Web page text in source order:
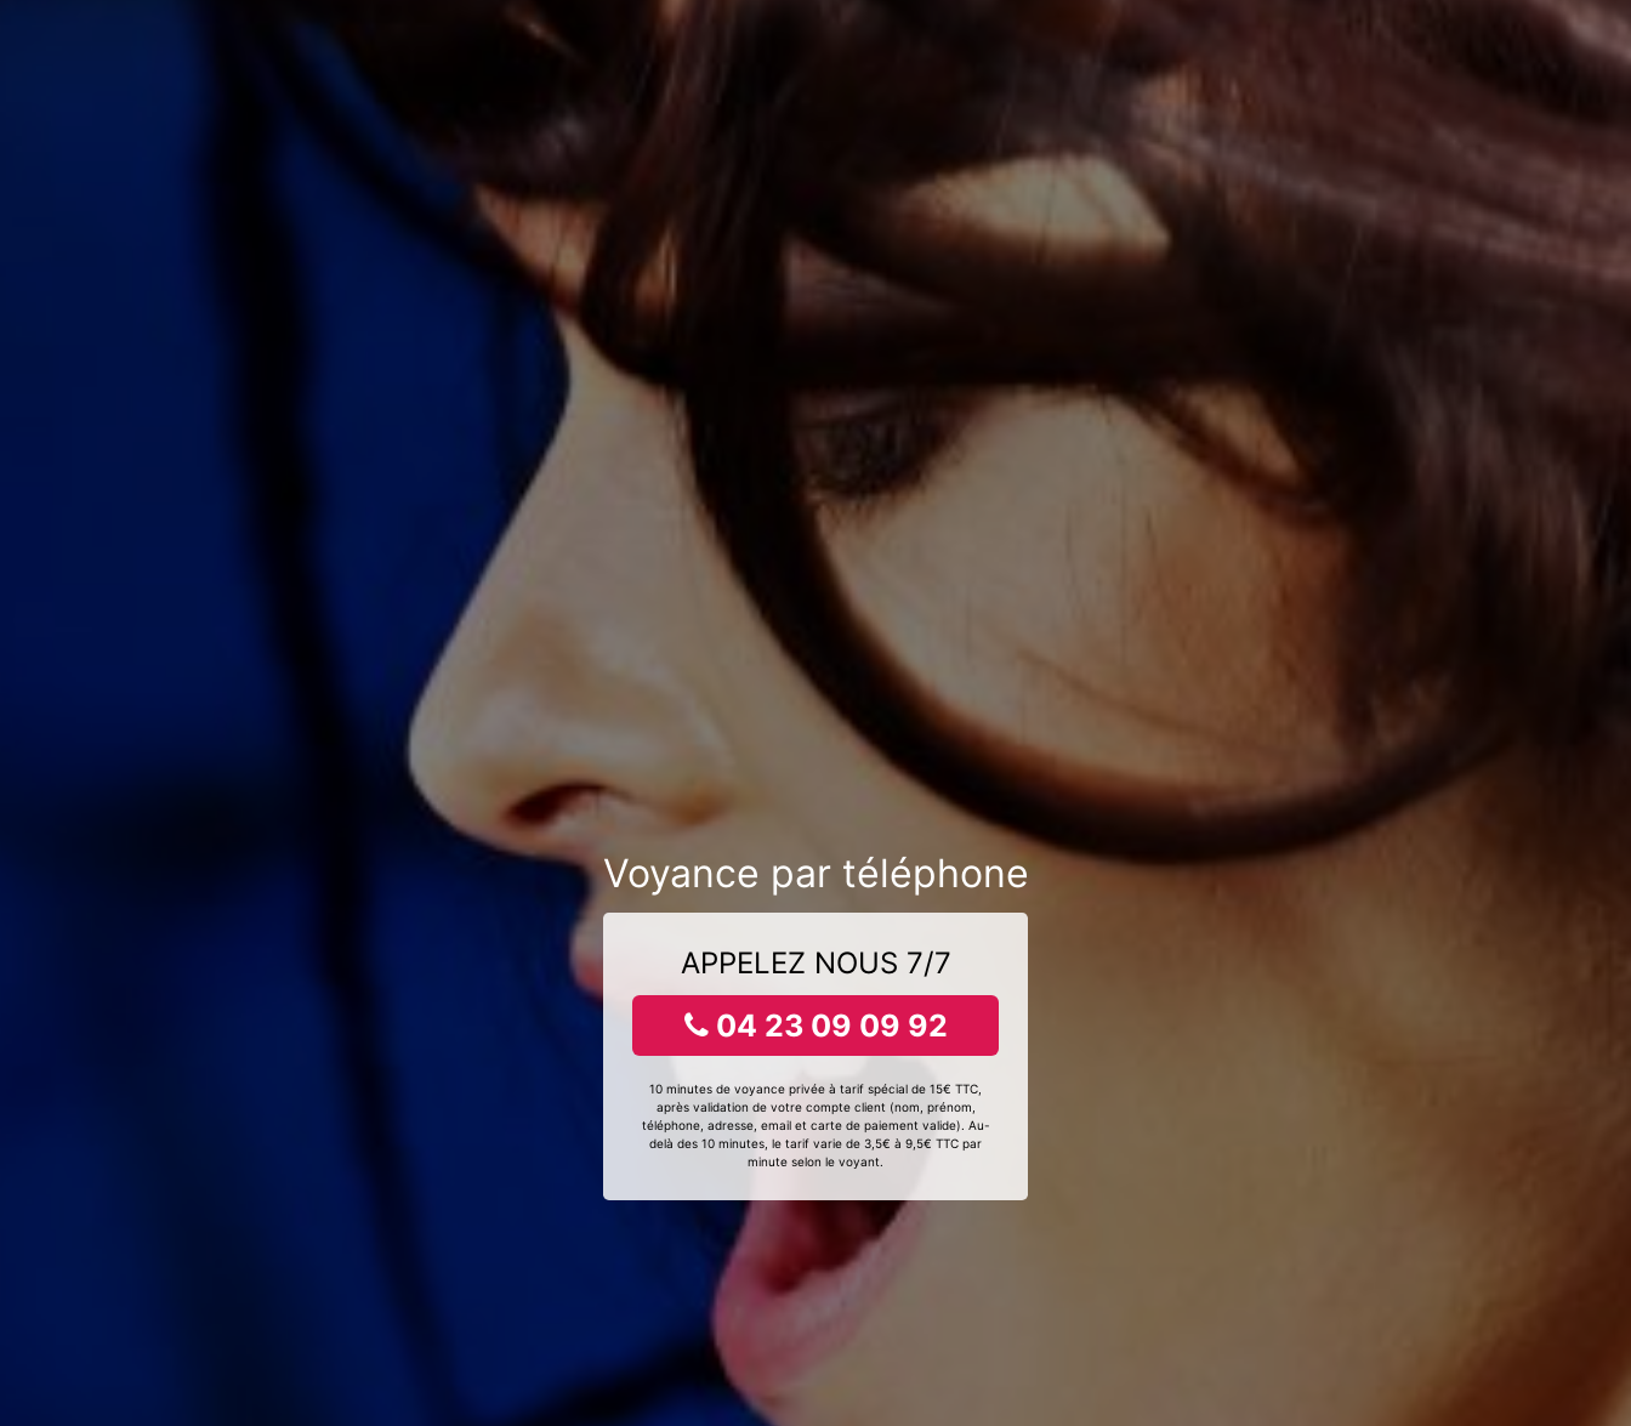
Voyance par téléphone
APPELEZ NOUS 7/7
04 23 09 09 92
10 minutes de voyance privée à tarif spécial de 15€ TTC,
après validation de votre compte client (nom, prénom,
téléphone, adresse, email et carte de paiement valide). Au-
delà des 10 minutes, le tarif varie de 3,5€ à 9,5€ TTC par
minute selon le voyant.